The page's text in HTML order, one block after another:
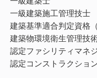
一級建築施工管理技士
建築基準適合判定資格
建築物環境衛生管理技
認定ファシリティマネ
認定コンストラクショ